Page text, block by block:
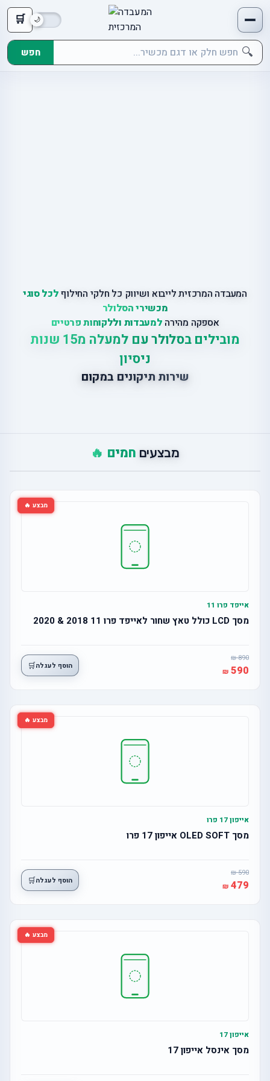
🛒
🔍 חפש
המעבדה המרכזית לייבוא ושיווק כל חלקי החילוףלכל סוגי
מכשירי הסלולר
אספקה מהירה למעבדות וללקוחות פרטיים
מובילים בסלולר עם למעלה מ15 שנות
ניסיון
שירות תיקונים במקום
מבצעים חמים 🔥
מבצע 🔥
אייפד פרו 11
מסך LCD כולל טאץ שחור לאייפד פרו 11 2018 & 2020
890
590 הוסף לעגלה🛒
מבצע 🔥
אייפון 17 פרו
מסך OLED SOFT אייפון 17 פרו
590
479 הוסף לעגלה🛒
מבצע 🔥
אייפון 17
מסך אינסל אייפון 17